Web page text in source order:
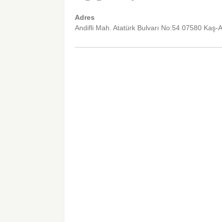
Adres
Andifli Mah. Atatürk Bulvarı No:54 07580 Kaş-